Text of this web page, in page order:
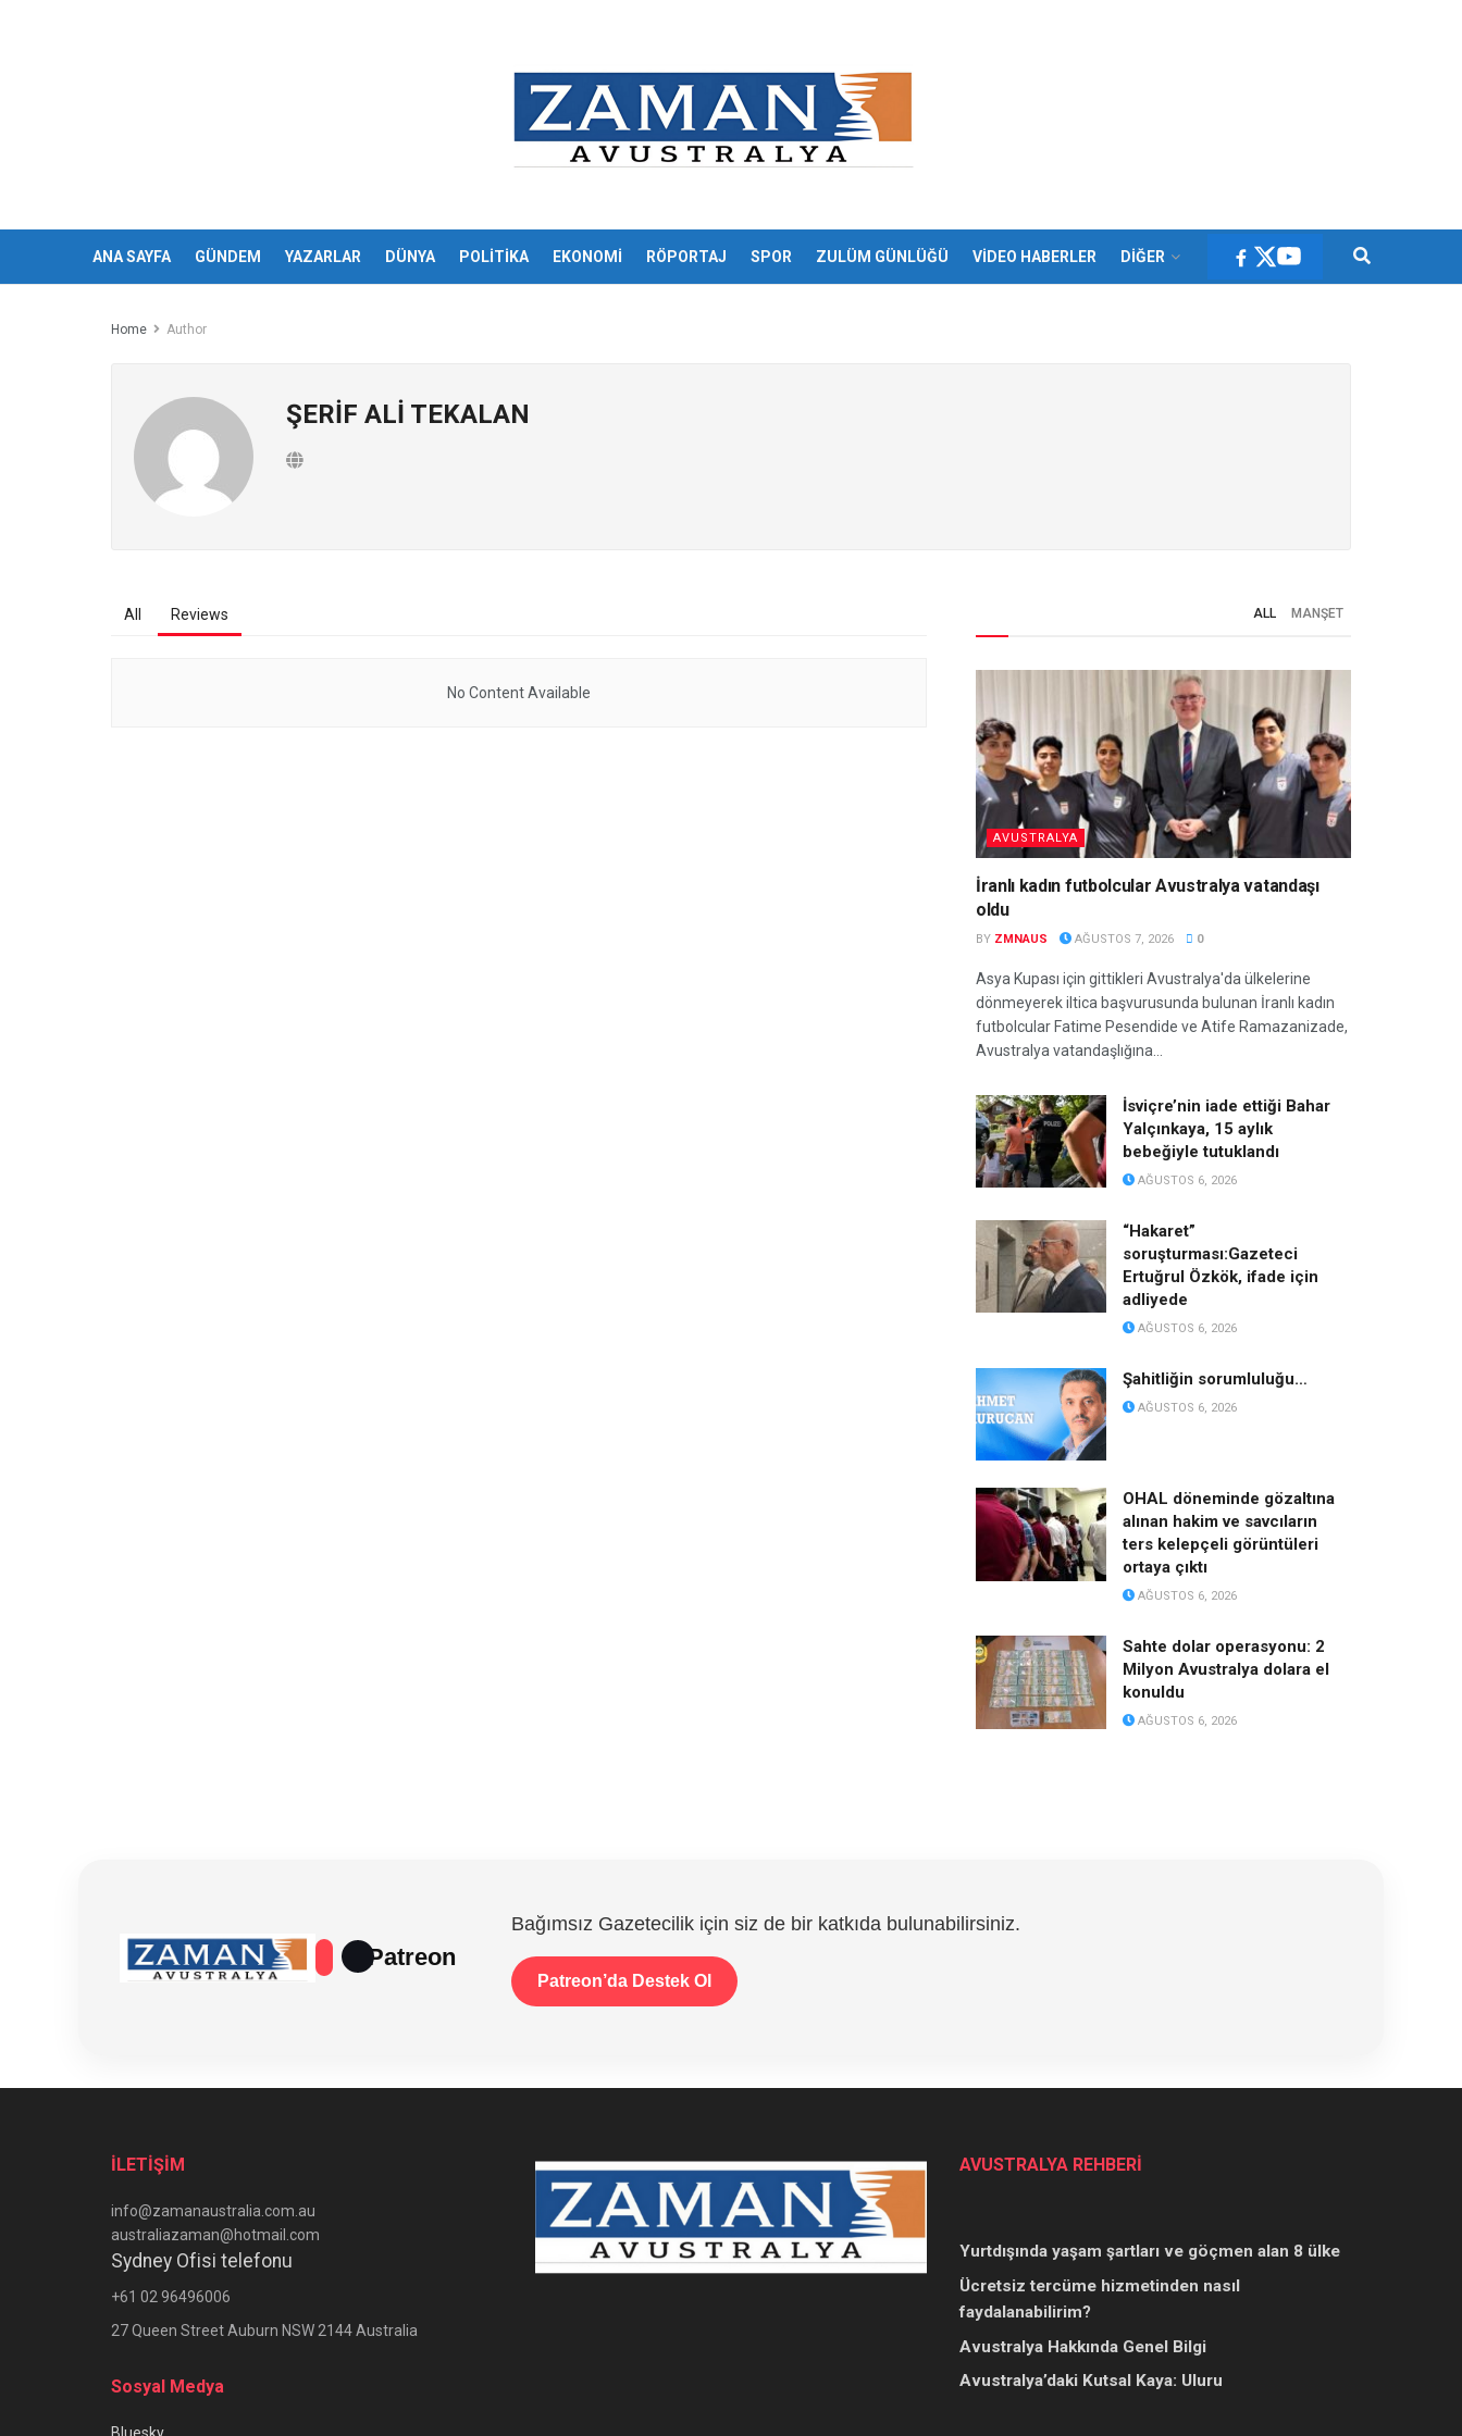
ANA SAYFA GÜNDEM YAZARLAR DÜNYA POLİTİKA EKONOMİ RÖPORTAJ SPOR ZULÜM GÜNLÜĞÜ VİDEO HABERLER DİĞER
Home Author
ŞERİF ALİ TEKALAN
All Reviews
No Content Available
ALL MANŞET
AVUSTRALYA
İranlı kadın futbolcular Avustralya vatandaşı
oldu
BY ZMNAUS AĞUSTOS 7, 2026 0
Asya Kupası için gittikleri Avustralya'da ülkelerine
dönmeyerek iltica başvurusunda bulunan İranlı kadın
futbolcular Fatime Pesendide ve Atife Ramazanizade,
Avustralya vatandaşlığına...
İsviçre’nin iade ettiği Bahar
Yalçınkaya, 15 aylık
bebeğiyle tutuklandı
AĞUSTOS 6, 2026
“Hakaret”
soruşturması:Gazeteci
Ertuğrul Özkök, ifade için
adliyede
AĞUSTOS 6, 2026
Şahitliğin sorumluluğu…
AĞUSTOS 6, 2026
OHAL döneminde gözaltına
alınan hakim ve savcıların
ters kelepçeli görüntüleri
ortaya çıktı
AĞUSTOS 6, 2026
Sahte dolar operasyonu: 2
Milyon Avustralya dolara el
konuldu
AĞUSTOS 6, 2026
Patreon
Bağımsız Gazetecilik için siz de bir katkıda bulunabilirsiniz.
Patreon’da Destek Ol
İLETİŞİM
info@zamanaustralia.com.au
australiazaman@hotmail.com
Sydney Ofisi telefonu
+61 02 96496006
27 Queen Street Auburn NSW 2144 Australia
Sosyal Medya
Bluesky
AVUSTRALYA REHBERİ
Yurtdışında yaşam şartları ve göçmen alan 8 ülke
Ücretsiz tercüme hizmetinden nasıl
faydalanabilirim?
Avustralya Hakkında Genel Bilgi
Avustralya’daki Kutsal Kaya: Uluru